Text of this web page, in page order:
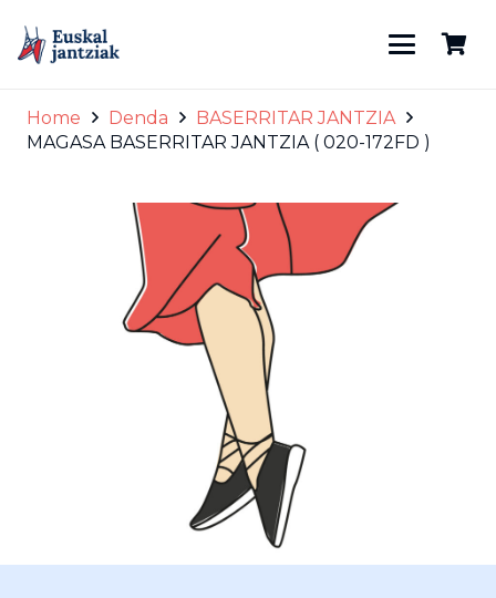
Home Denda
BASERRITAR JANTZIA
MAGASA BASERRITAR JANTZIA ( 020-172FD )